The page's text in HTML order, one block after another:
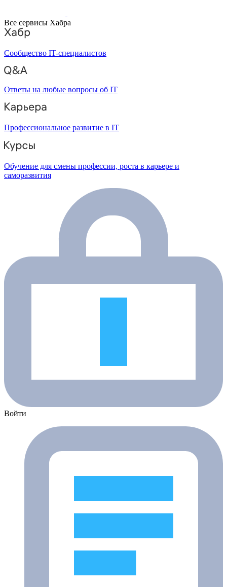
Все сервисы Хабра
Сообщество IT-специалистов
Ответы на любые вопросы об IT
Профессиональное развитие в IT
Обучение для смены профессии, роста в карьере и
саморазвития
Войти